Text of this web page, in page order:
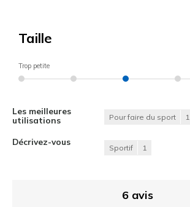
Taille
Trop petite
Les meilleures
utilisations
Pour faire du sport 1
Décrivez-vous
Sportif 1
6 avis